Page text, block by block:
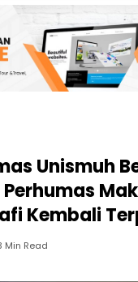
Unismuh
Kembali
Min Read